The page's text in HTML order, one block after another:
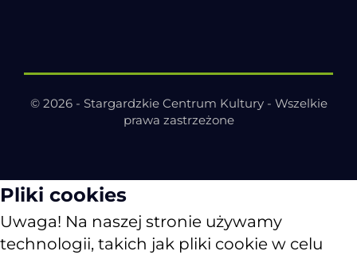
© 2026 - Stargardzkie Centrum Kultury - Wszelkie
prawa zastrzeżone
Pliki cookies
Uwaga! Na naszej stronie używamy
technologii, takich jak pliki cookie w celu